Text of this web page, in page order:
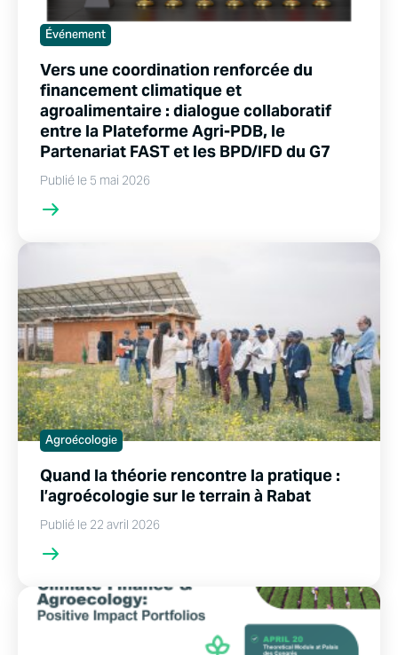
Événement
Vers une coordination renforcée du
financement climatique et
agroalimentaire : dialogue collaboratif
entre la Plateforme Agri-PDB, le
Partenariat FAST et les BPD/IFD du G7
Publié le 5 mai 2026
Agroécologie
Quand la théorie rencontre la pratique :
l’agroécologie sur le terrain à Rabat
Publié le 22 avril 2026